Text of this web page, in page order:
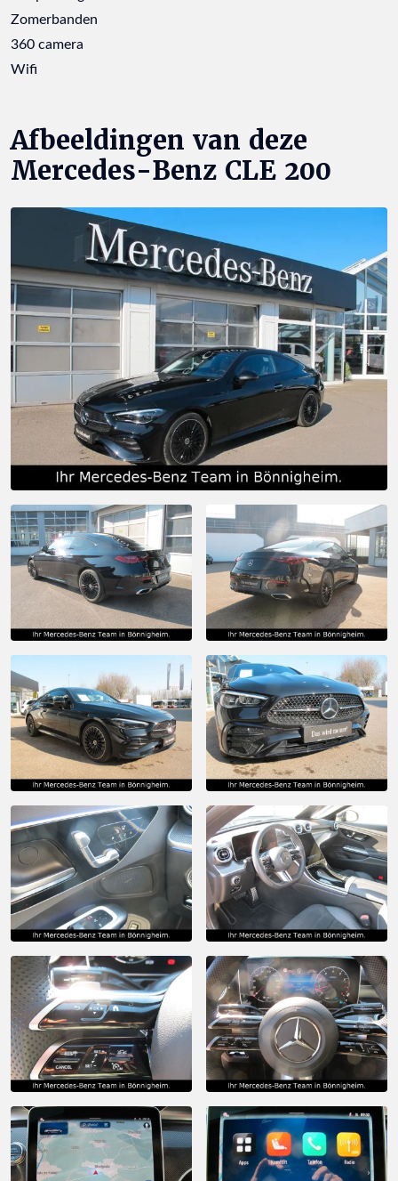
Zomerbanden
360 camera
Wifi
Afbeeldingen van deze
Mercedes-Benz CLE 200